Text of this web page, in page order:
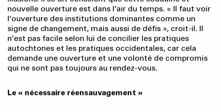
nouvelle ouverture est dans l’air du temps. « Il faut voir
l’ouverture des institutions dominantes comme un
signe de changement, mais aussi de défis », croit-il. Il
n’est pas facile selon lui de concilier les pratiques
autochtones et les pratiques occidentales, car cela
demande une ouverture et une volonté de compromis
qui ne sont pas toujours au rendez-vous.
Le « nécessaire réensauvagement »